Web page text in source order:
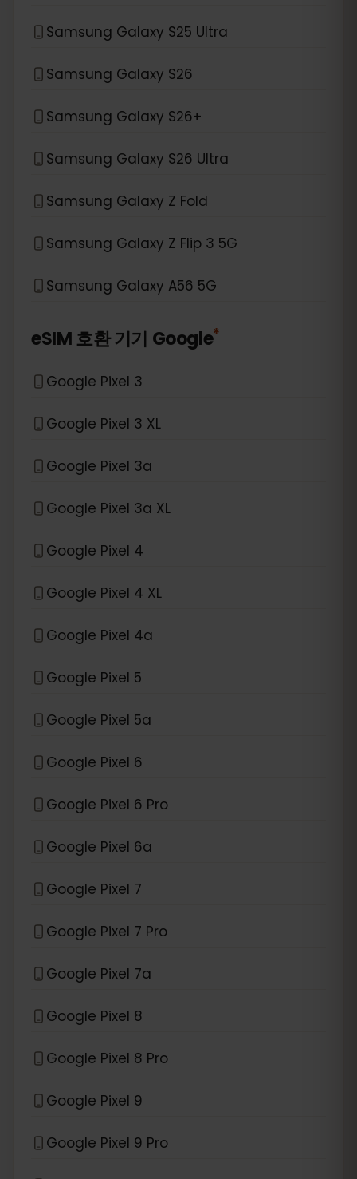
Samsung Galaxy S25 Ultra
Samsung Galaxy S26
Samsung Galaxy S26+
Samsung Galaxy S26 Ultra
Samsung Galaxy Z Fold
Samsung Galaxy Z Flip 3 5G
Samsung Galaxy A56 5G
eSIM 호환 기기 Google*
Google Pixel 3
Google Pixel 3 XL
Google Pixel 3a
Google Pixel 3a XL
Google Pixel 4
Google Pixel 4 XL
Google Pixel 4a
Google Pixel 5
Google Pixel 5a
Google Pixel 6
Google Pixel 6 Pro
Google Pixel 6a
Google Pixel 7
Google Pixel 7 Pro
Google Pixel 7a
Google Pixel 8
Google Pixel 8 Pro
Google Pixel 9
Google Pixel 9 Pro